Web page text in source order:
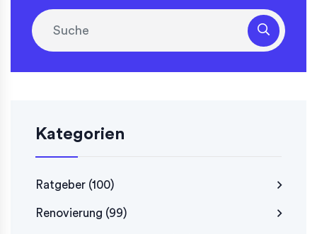
Kategorien
Ratgeber (100)
Renovierung (99)